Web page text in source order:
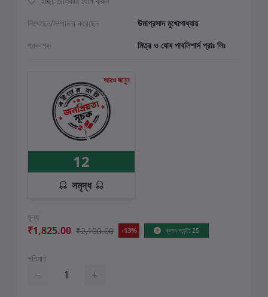
লিখেছেন/সম্পাদনা করেছেন
উমাপ্রসাদ মুখোপাধ্যায়
প্রকাশক
মিত্র ও ঘোষ পাবলিশার্স প্রাঃ লিঃ
আরও জানুন
12
সমৃদ্ধ
মূল্য
₹1,825.00 ₹2,100.00 -13% ক্লাব পয়েন্ট: 25
পরিমাণ